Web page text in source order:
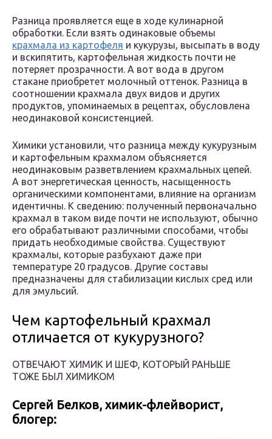
Разница проявляется еще в ходе кулинарной
обработки. Если взять одинаковые объемы
крахмала из картофеля и кукурузы, высыпать в воду
и вскипятить, картофельная жидкость почти не
потеряет прозрачности. А вот вода в другом
стакане приобретет молочный оттенок. Разница в
соотношении крахмала двух видов и других
продуктов, упоминаемых в рецептах, обусловлена
неодинаковой консистенцией.
Химики установили, что разница между кукурузным
и картофельным крахмалом объясняется
неодинаковым разветвлением крахмальных цепей.
А вот энергетическая ценность, насыщенность
органическими компонентами, влияние на организм
идентичны. К сведению: полученный первоначально
крахмал в таком виде почти не используют, обычно
его обрабатывают различными способами, чтобы
придать необходимые свойства. Существуют
крахмалы, которые разбухают даже при
температуре 20 градусов. Другие составы
предназначены для стабилизации кислых сред или
для эмульсий.
Чем картофельный крахмал
отличается от кукурузного?
ОТВЕЧАЮТ ХИМИК И ШЕФ, КОТОРЫЙ РАНЬШЕ
ТОЖЕ БЫЛ ХИМИКОМ
Сергей Белков, химик-флейворист,
блогер: